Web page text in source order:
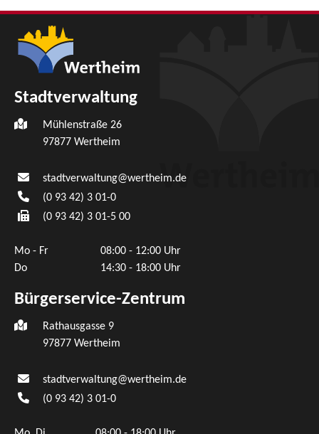
Stadtverwaltung
Mühlenstraße 26
97877 Wertheim
stadtverwaltung@wertheim.de
(0 93 42) 3 01-0
(0 93 42) 3 01-5 00
Mo - Fr
08:00 - 12:00 Uhr
Do
14:30 - 18:00 Uhr
Bürgerservice-Zentrum
Rathausgasse 9
97877 Wertheim
stadtverwaltung@wertheim.de
(0 93 42) 3 01-0